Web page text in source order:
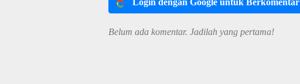
Login dengan Google untuk Berkomentar
Belum ada komentar. Jadilah yang pertama!